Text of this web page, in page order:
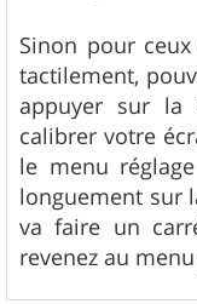
Sinon pour
tactilement,
appuyer sur
calibrer votre
le menu
longuement sur
va faire un
revenez au